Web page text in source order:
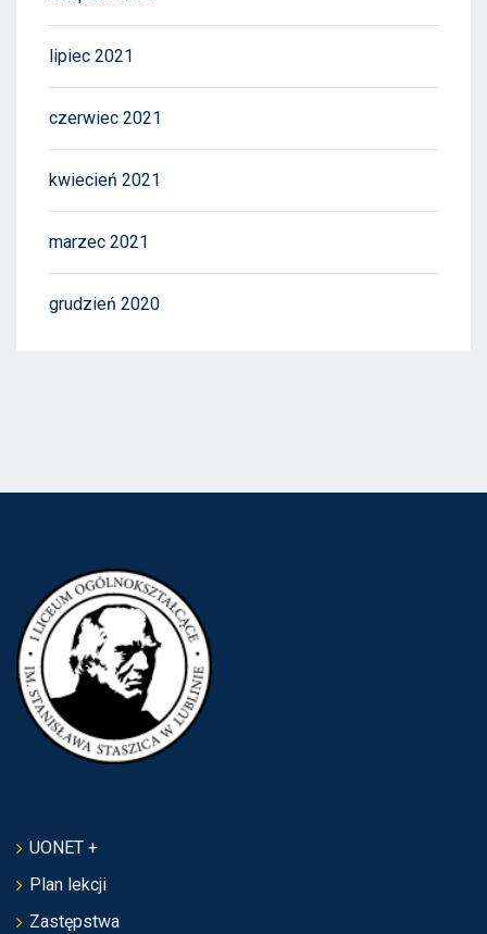
lipiec 2021
czerwiec 2021
kwiecień 2021
marzec 2021
grudzień 2020
UONET +
Plan lekcji
Zastępstwa